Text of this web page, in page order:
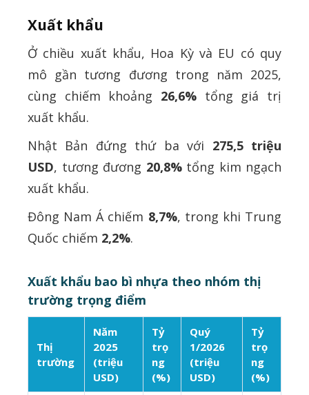
Xuất khẩu
Ở chiều xuất khẩu, Hoa Kỳ và EU có quy
mô gần tương đương trong năm 2025,
cùng chiếm khoảng 26,6% tổng giá trị
xuất khẩu.
Nhật Bản đứng thứ ba với 275,5 triệu
USD, tương đương 20,8%tổng kim ngạch
xuất khẩu.
Đông Nam Á chiếm 8,7%, trong khi Trung
Quốc chiếm 2,2%.
Xuất khẩu bao bì nhựa theo nhóm thị
trường trọng điểm
Thị
trường
Năm
2025
(triệu
USD)
Tỷ
trọ
ng
(%)
Quý
1/2026
(triệu
USD)
Tỷ
trọ
ng
(%)